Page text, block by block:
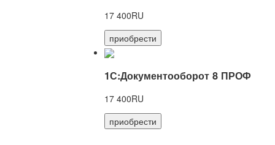
17 400RU
приобрести
1С:Документооборот 8 ПРОФ
17 400RU
приобрести